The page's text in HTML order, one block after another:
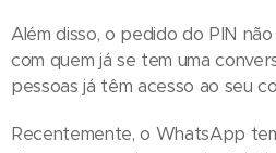
Além disso, o pedido do PIN
com quem já se tem uma
pessoas já têm acesso ao seu
Recentemente, o WhatsApp